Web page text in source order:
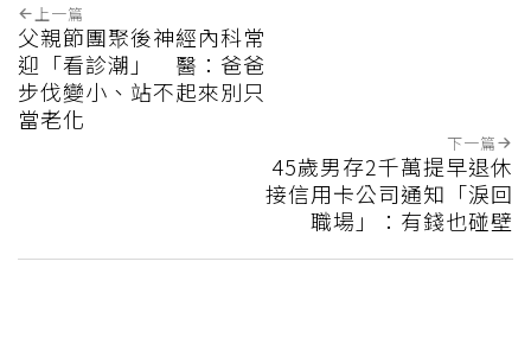
上一篇
父親節團聚後神經內科常
迎「看診潮」 醫：爸爸
步伐變小、站不起來別只
當老化
下一篇
45歲男存2千萬提早退休
接信用卡公司通知「淚回
職場」：有錢也碰壁